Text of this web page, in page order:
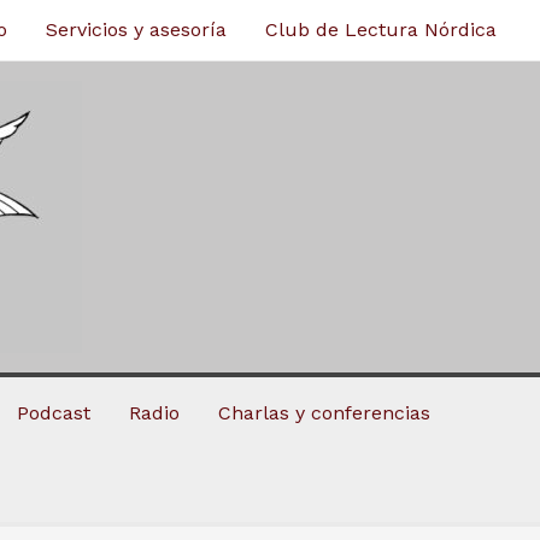
Servicios y asesoría Club de Lectura Nórdica
Podcast Radio Charlas y conferencias